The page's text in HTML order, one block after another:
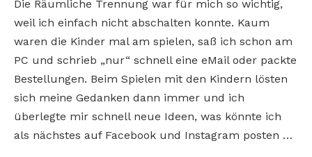
Die Räumliche Trennung war für mich so wichtig,
weil ich einfach nicht abschalten konnte. Kaum
waren die Kinder mal am spielen, saß ich schon am
PC und schrieb „nur“ schnell eine eMail oder packte
Bestellungen. Beim Spielen mit den Kindern lösten
sich meine Gedanken dann immer und ich
überlegte mir schnell neue Ideen, was könnte ich
als nächstes auf Facebook und Instagram posten …